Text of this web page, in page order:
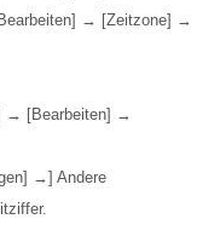
→ [Zeitzone] →
→ [Bearbeiten] →
→] Andere